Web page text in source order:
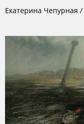
Екатерина Чепурная /